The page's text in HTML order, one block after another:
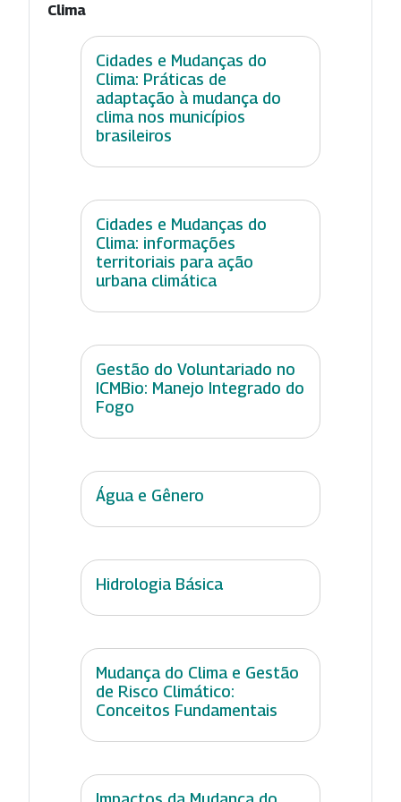
Clima
Cidades e Mudanças do
Clima: Práticas de
adaptação à mudança do
clima nos municípios
brasileiros
Cidades e Mudanças do
Clima: informações
territoriais para ação
urbana climática
Gestão do Voluntariado no
ICMBio: Manejo Integrado do
Fogo
Água e Gênero
Hidrologia Básica
Mudança do Clima e Gestão
de Risco Climático:
Conceitos Fundamentais